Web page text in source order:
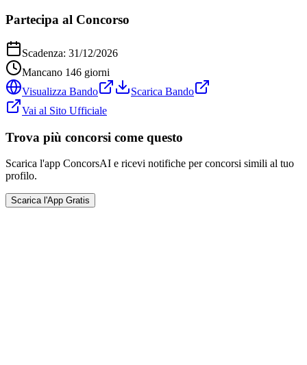
Partecipa al Concorso
Scadenza: 31/12/2026
Mancano 146 giorni
Visualizza Bando
Scarica Bando
Vai al Sito Ufficiale
Trova più concorsi come questo
Scarica l'app ConcorsAI e ricevi notifiche per concorsi simili al tuo
profilo.
Scarica l'App Gratis